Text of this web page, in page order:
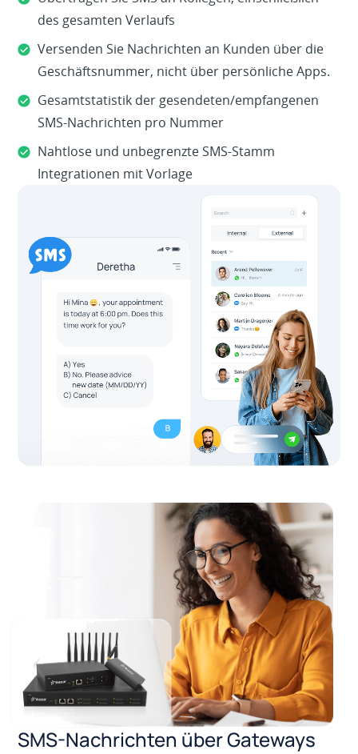
des gesamten Verlaufs
Versenden Sie Nachrichten an Kunden über die
Geschäftsnummer, nicht über persönliche Apps.
Gesamtstatistik der gesendeten/empfangenen
SMS-Nachrichten pro Nummer
Nahtlose und unbegrenzte SMS-Stamm
Integrationen mit Vorlage
SMS-Nachrichten über Gateways